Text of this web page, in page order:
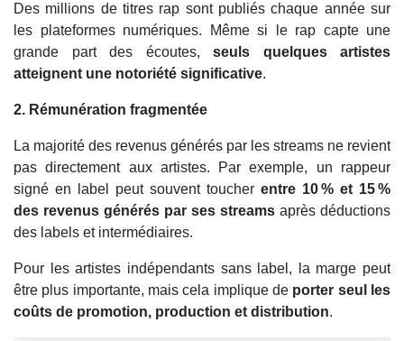
Des millions de titres rap sont publiés chaque année sur
les plateformes numériques. Même si le rap capte une
grande part des écoutes, seuls quelques artistes
atteignent une notoriété significative.
2. Rémunération fragmentée
La majorité des revenus générés par les streams ne revient
pas directement aux artistes. Par exemple, un rappeur
signé en label peut souvent toucher entre 10 % et 15 %
des revenus générés par ses streams après déductions
des labels et intermédiaires.
Pour les artistes indépendants sans label, la marge peut
être plus importante, mais cela implique de porter seul les
coûts de promotion, production et distribution.